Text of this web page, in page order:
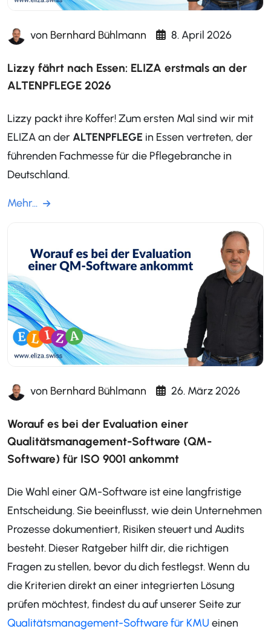
von Bernhard Bühlmann 8. April 2026
Lizzy fährt nach Essen: ELIZA erstmals an der
ALTENPFLEGE 2026
Lizzy packt ihre Koffer! Zum ersten Mal sind wir mit
ELIZA an derALTENPFLEGE in Essen vertreten, der
führenden Fachmesse für die Pflegebranche in
Deutschland.
Mehr...
von Bernhard Bühlmann 26. März 2026
Worauf es bei der Evaluation einer
Qualitätsmanagement-Software (QM-
Software) für ISO 9001 ankommt
Die Wahl einer QM-Software ist eine langfristige
Entscheidung. Sie beeinflusst, wie dein Unternehmen
Prozesse dokumentiert, Risiken steuert und Audits
besteht. Dieser Ratgeber hilft dir, die richtigen
Fragen zu stellen, bevor du dich festlegst. Wenn du
die Kriterien direkt an einer integrierten Lösung
prüfen möchtest, findest du auf unserer Seite zur
Qualitätsmanagement-Software für KMU einen